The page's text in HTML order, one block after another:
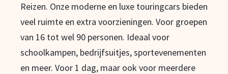
Reizen. Onze moderne en luxe touringcars bieden
veel ruimte en extra voorzieningen. Voor groepen
van 16 tot wel 90 personen. Ideaal voor
schoolkampen, bedrijfsuitjes, sportevenementen
en meer. Voor 1 dag, maar ook voor meerdere